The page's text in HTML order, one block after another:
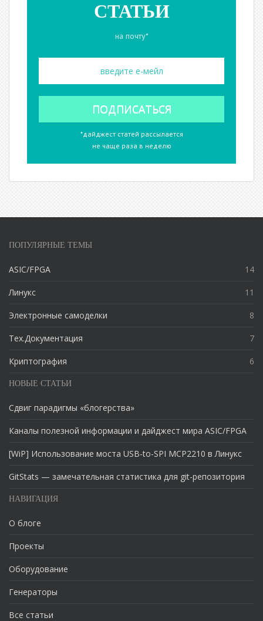
СТАТЬИ
на почту*
*дайджест статей рассылается
не чаще раза в неделю
ПОПУЛЯРНЫЕ ТЕМЫ
ASIC/FPGA 14
Линукс 11
Электронные самоделки 8
Тех.Документация 7
Криптография 6
НОВЫЕ СТАТЬИ
Сдвиг парадигмы «блогерства»
Каналы полезной информации и дайджест мира ASIC/FPGA
[WiP] Использование моста USB-to-SPI MCP2210 в Линукс
GitStats — замечательная статистика для git-репозитория
НАВИГАЦИЯ
О блоге
Проекты
Оборудование
Генераторы
Все статьи